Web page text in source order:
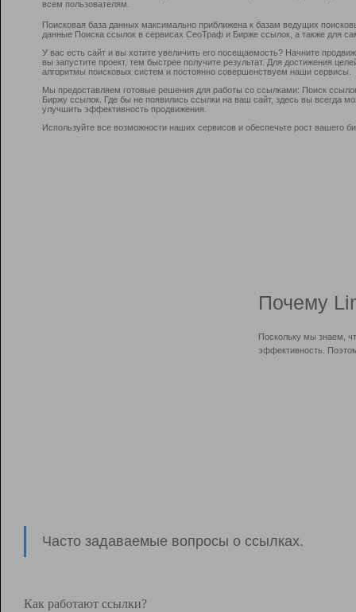
всем пользователям.
Поисковая база данных максимально приближена к базам ведущих
данные Поиска ссылок в сервисах СеоТраф и Бирже ссылок, а также для
У вас есть сайт и вы хотите увеличить его посещаемость? Начните
вы запустите проект, тем быстрее получите результат. Для достижения
алгоритмы поисковых систем и постоянно совершенствуем наши сервисы.
Мы предоставляем готовые решения для работы со ссылками: Поиск
Биржу ссылок. Где бы не появились ссылки на ваш сайт, здесь вы всегда
улучшить эффективность продвижения.
Используйте все возможности наших сервисов и обеспечьте рост вашего
Почему
Поскольку мы знаем,
эффективность.
Часто задаваемые вопросы о ссылках.
Как работают ссылки?